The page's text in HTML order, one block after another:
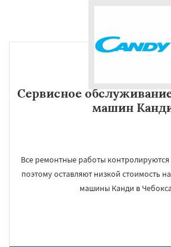
Сервисное
машин
Все ремонтные работы контролируются
поэтому оставляют низкой стоимость
машины Канди в